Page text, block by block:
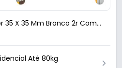
brilhante
35 X 35 Mm Branco 2r Com
Até 80kg